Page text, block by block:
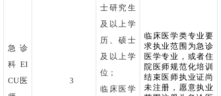
急诊
科EI
CU医
3
士研究生
及以上学
历、硕士
及以上学
位；
临床医学
临床医学类专业要
求执业范围为急诊
医学专业，或者住
院医师规范化培训
结束医师执业证尚
未注册，愿意执业